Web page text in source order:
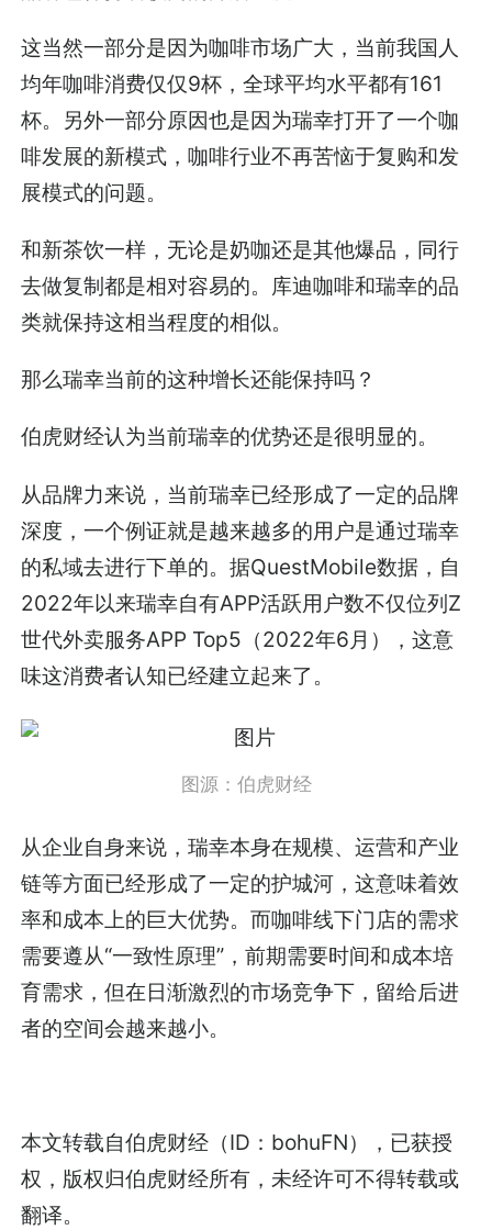
这当然一部分是因为咖啡市场广大，当前我国人
均年咖啡消费仅仅9杯，全球平均水平都有161
杯。另外一部分原因也是因为瑞幸打开了一个咖
啡发展的新模式，咖啡行业不再苦恼于复购和发
展模式的问题。
和新茶饮一样，无论是奶咖还是其他爆品，同行
去做复制都是相对容易的。库迪咖啡和瑞幸的品
类就保持这相当程度的相似。
那么瑞幸当前的这种增长还能保持吗？
伯虎财经认为当前瑞幸的优势还是很明显的。
从品牌力来说，当前瑞幸已经形成了一定的品牌
深度，一个例证就是越来越多的用户是通过瑞幸
的私域去进行下单的。据QuestMobile数据，自
2022年以来瑞幸自有APP活跃用户数不仅位列Z
世代外卖服务APP Top5（2022年6月），这意
味这消费者认知已经建立起来了。
图源： 伯虎财经
从企业自身来说，瑞幸本身在规模、运营和产业
链等方面已经形成了一定的护城河，这意味着效
率和成本上的巨大优势。而咖啡线下门店的需求
需要遵从“一致性原理”，前期需要时间和成本培
育需求，但在日渐激烈的市场竞争下，留给后进
者的空间会越来越小。
本文转载自伯虎财经（ID：bohuFN），已获授
权，版权归伯虎财经所有，未经许可不得转载或
翻译。